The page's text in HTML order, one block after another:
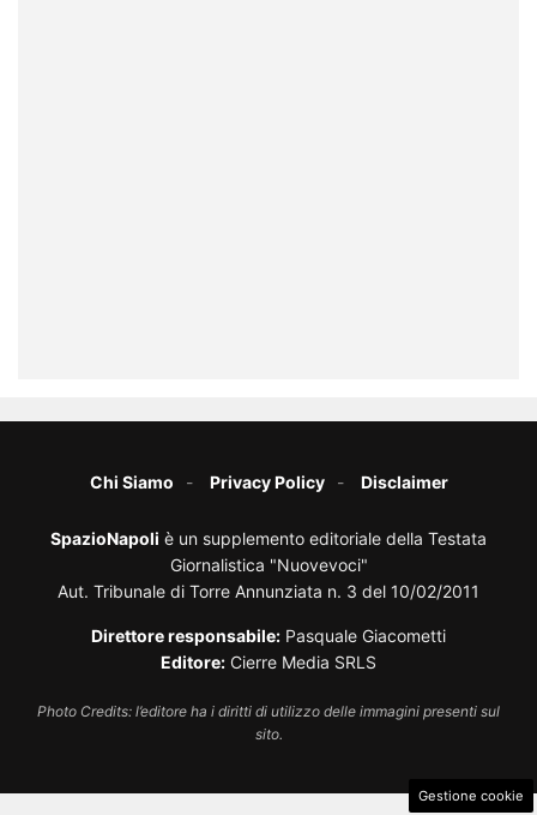
Chi Siamo Privacy Policy Disclaimer
SpazioNapoli è un supplemento editoriale della Testata
Giornalistica "Nuovevoci"
Aut. Tribunale di Torre Annunziata n. 3 del 10/02/2011
Direttore responsabile: Pasquale Giacometti
Editore: Cierre Media SRLS
Photo Credits: l’editore ha i diritti di utilizzo delle immagini presenti sul
sito.
Gestione cookie